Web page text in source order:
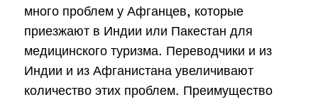
много проблем у Афганцев, которые
приезжают в Индии или Пакестан для
медицинского туризма. Переводчики и из
Индии и из Афганистана увеличивают
количество этих проблем. Преимущество